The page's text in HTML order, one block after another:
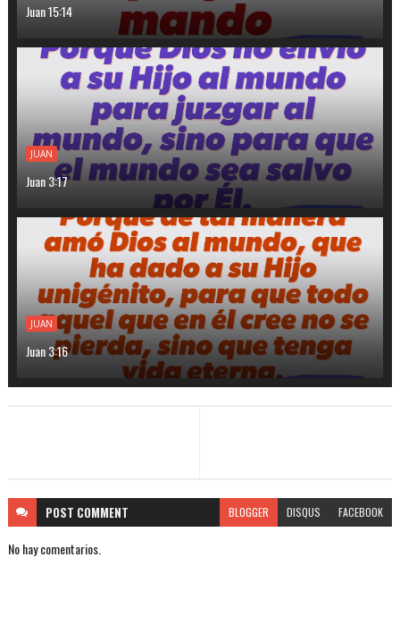
Juan 15:14
JUAN
Juan 3:17
JUAN
Juan 3:16
POST COMMENT BLOGGER DISQUS FACEBOOK
No hay comentarios.